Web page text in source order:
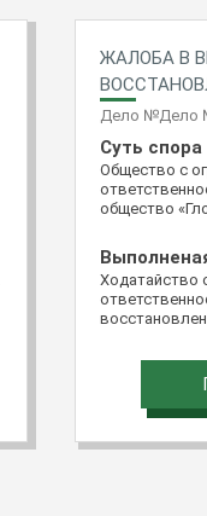
ЖАЛОБА В
Дело №Дело
Суть спора
Общество с
общество
Российской
подачи
виде «Мой
жалобой на
Северо-
Ходатайство